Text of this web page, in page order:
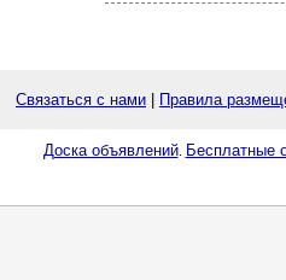
Связаться с нами Правила
Доска объявлений. Бесплатные